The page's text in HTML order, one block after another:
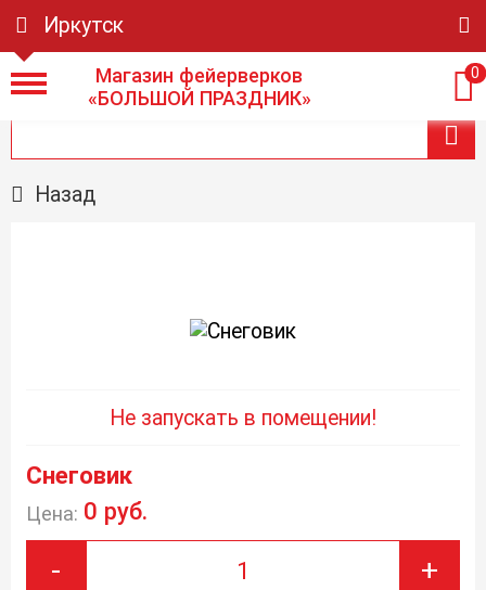
Иркутск
Магазин фейерверков
«БОЛЬШОЙ ПРАЗДНИК»
0
Назад
Не запускать в помещении!
Снеговик
Цена: 0 руб.
- +